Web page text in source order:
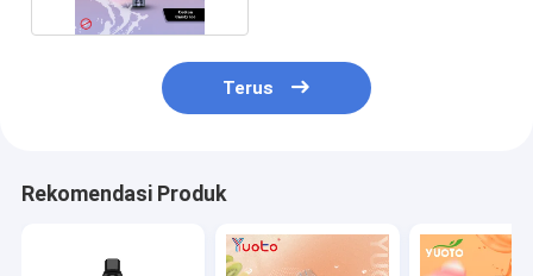
Terus
Rekomendasi Produk